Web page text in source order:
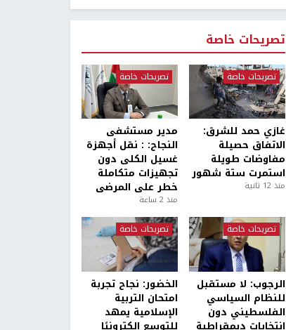
تصريحات خاصة
تصريحات خاصة
غازي حمد للشرق:
الاتفاق حصيلة
مفاوضات طويلة
استمرت ستة شهور
منذ 12 ثانية
تصريحات خاصة
مدير مستشفى
النجاح: : نقل أجهزة
غسيل الكلى دون
تجهيزات متكاملة
خطر على المرضى
منذ 2 ساعة
تصريحات خاصة
الرجوب: لا مستقبل
للنظام السياسي
الفلسطيني دون
انتخابات ديمقراطية
تصريحات خاصة
الخضور: نجاح تجربة
امتحان التربية
الإسلامية يمهد
للتوسع إلكترونيًا